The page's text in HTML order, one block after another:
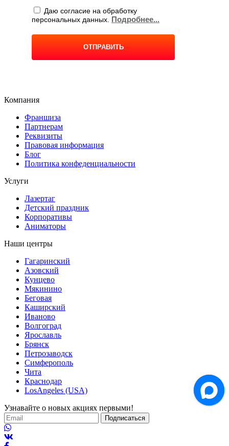
Компания
Франшиза
Партнерам
Реквизиты
Правовая информация
Блог
Политика конфеденциальности
Услуги
Лазертаг
Детский праздник
Корпоративы
Аниматоры
Наши центры
Гагаринский
Азовский
Кунцево
Мякинино
Беговая
Каширский
Иваново
Волгоград
Ярославль
Брянск
Петрозаводск
Симферополь
Чита
Краснодар
LosAngeles (USA)
Узнавайте о новых акциях первыми!
Подписаться